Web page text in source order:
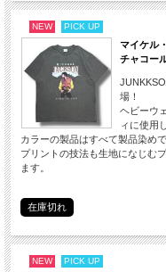
NEW PICK UP
マイケル
チャコー
場！
ヘビーウ
ィに使用
カラーの製品はすべて製品染め
プリントの技法も生地になじむ
ます。
在庫切れ
NEW PICK UP